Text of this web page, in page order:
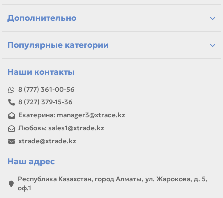
Казахстану
или задачей, товар можно использовать для замены,
ремонта, заправки, печати или пополнения складского
Дополнительно
Популярные категории
Наши контакты
8 (777) 361-00-56
8 (727) 379-15-36
Екатерина: manager3@xtrade.kz
Любовь: sales1@xtrade.kz
xtrade@xtrade.kz
Наш адрес
Республика Казахстан, город Алматы, ул. Жарокова, д. 5,
оф.1